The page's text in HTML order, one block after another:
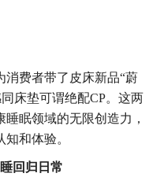
消费者带了皮床新品“蔚
床垫可谓绝配CP。这两
眠领域的无限创造力，
和体验。
回归日常